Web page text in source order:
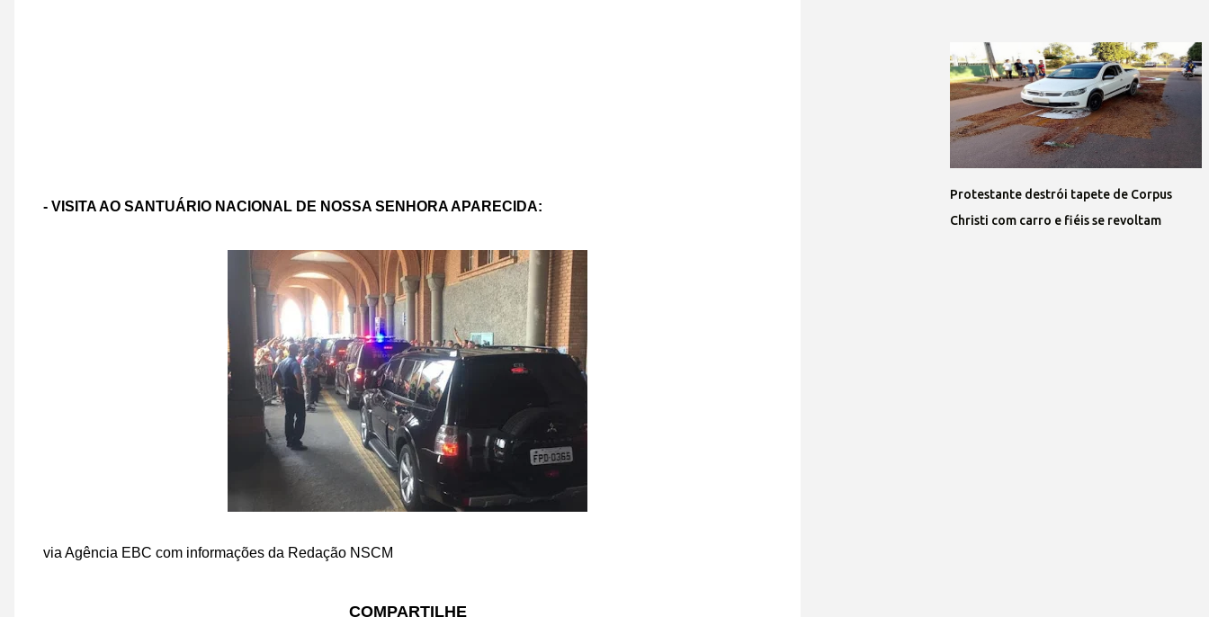
- VISITA AO SANTUÁRIO NACIONAL DE NOSSA SENHORA APARECIDA:
via Agência EBC com informações da Redação NSCM
COMPARTILHE
Protestante destrói tapete de Corpus
Christi com carro e fiéis se revoltam